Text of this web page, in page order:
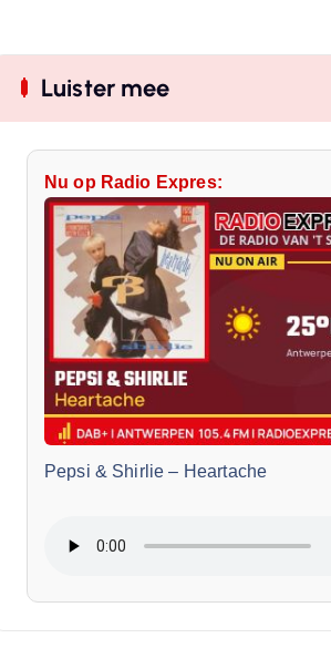
Luister mee
Nu op Radio Expres:
Pepsi & Shirlie – Heartache